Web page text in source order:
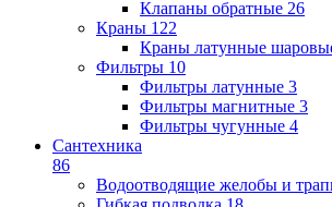
Клапаны обратные 26
Краны 122
Краны латунные
Фильтры 10
Фильтры латунные 3
Фильтры магнитные 3
Фильтры чугунные 4
Сантехника
86
Водоотводящие желобы и